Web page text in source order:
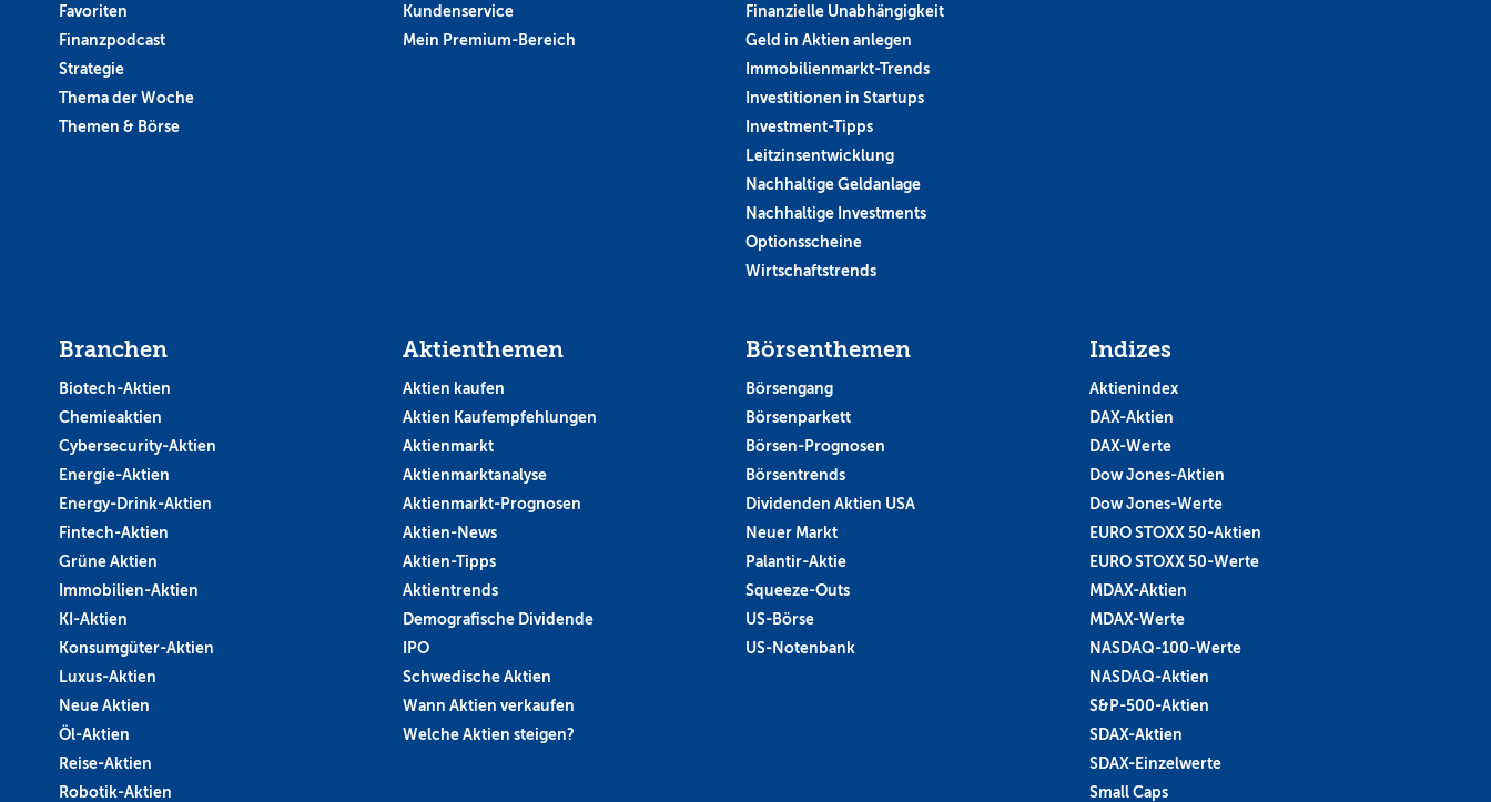
Favoriten
Finanzpodcast
Strategie
Thema der Woche
Themen & Börse
Kundenservice
Mein Premium-Bereich
Finanzielle Unabhängigkeit
Geld in Aktien anlegen
Immobilienmarkt-Trends
Investitionen in Startups
Investment-Tipps
Leitzinsentwicklung
Nachhaltige Geldanlage
Nachhaltige Investments
Optionsscheine
Wirtschaftstrends
Branchen
Biotech-Aktien
Chemieaktien
Cybersecurity-Aktien
Energie-Aktien
Energy-Drink-Aktien
Fintech-Aktien
Grüne Aktien
Immobilien-Aktien
KI-Aktien
Konsumgüter-Aktien
Luxus-Aktien
Neue Aktien
Öl-Aktien
Reise-Aktien
Robotik-Aktien
Aktienthemen
Aktien kaufen
Aktien Kaufempfehlungen
Aktienmarkt
Aktienmarktanalyse
Aktienmarkt-Prognosen
Aktien-News
Aktien-Tipps
Aktientrends
Demografische Dividende
IPO
Schwedische Aktien
Wann Aktien verkaufen
Welche Aktien steigen?
Börsenthemen
Börsengang
Börsenparkett
Börsen-Prognosen
Börsentrends
Dividenden Aktien USA
Neuer Markt
Palantir-Aktie
Squeeze-Outs
US-Börse
US-Notenbank
Indizes
Aktienindex
DAX-Aktien
DAX-Werte
Dow Jones-Aktien
Dow Jones-Werte
EURO STOXX 50-Aktien
EURO STOXX 50-Werte
MDAX-Aktien
MDAX-Werte
NASDAQ-100-Werte
NASDAQ-Aktien
S&P-500-Aktien
SDAX-Aktien
SDAX-Einzelwerte
Small Caps